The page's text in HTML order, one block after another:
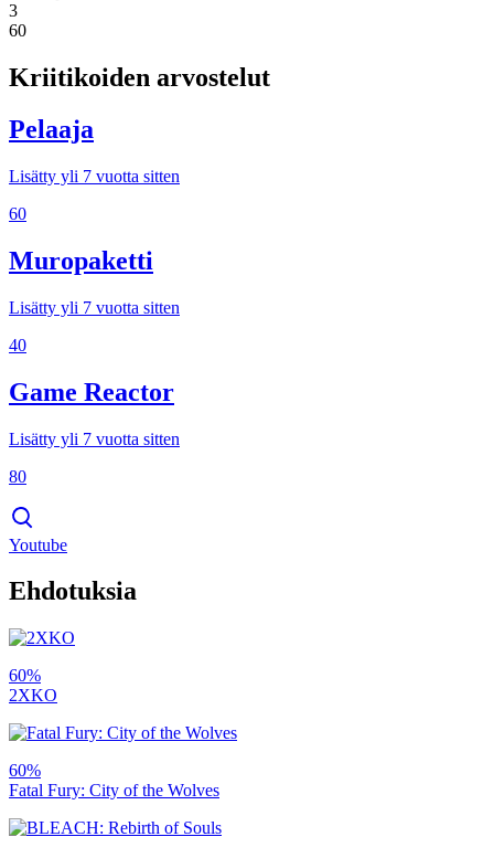
3
60
Kriitikoiden arvostelut
Pelaaja
Lisätty yli 7 vuotta sitten
60
Muropaketti
Lisätty yli 7 vuotta sitten
40
Game Reactor
Lisätty yli 7 vuotta sitten
80
Youtube
Ehdotuksia
60%
2XKO
60%
Fatal Fury: City of the Wolves